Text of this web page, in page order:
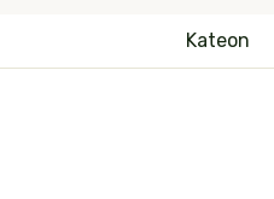
Kateon